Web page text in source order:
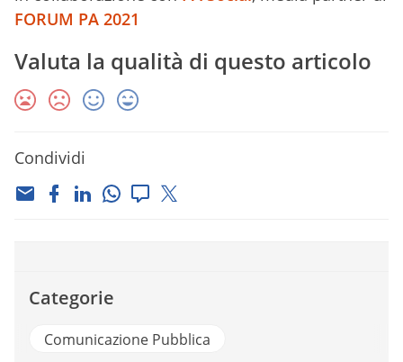
FORUM PA 2021
Valuta la qualità di questo articolo
Condividi
Categorie
Comunicazione Pubblica